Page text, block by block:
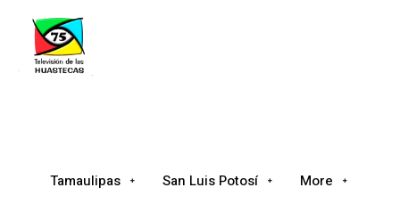
Tamaulipas San Luis Potosí More